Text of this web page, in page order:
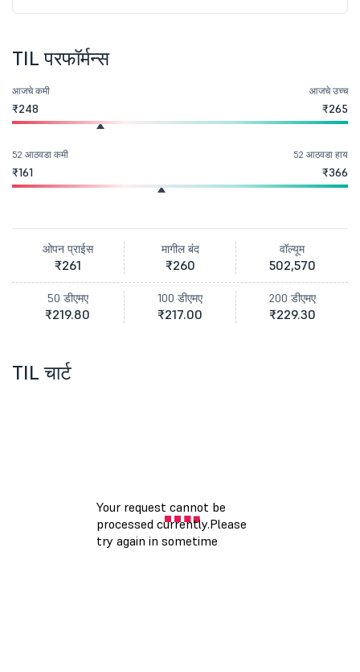
TIL परफॉर्मन्स
आजचे कमी
₹248
आजचे उच्च
₹265
52 आठवडा कमी
₹161
52 आठवडा हाय
₹366
ओपन प्राईस
₹261
मागील बंद
₹260
वॉल्यूम
502,570
50 डीएमए
₹219.80
100 डीएमए
₹217.00
200 डीएमए
₹229.30
TIL चार्ट